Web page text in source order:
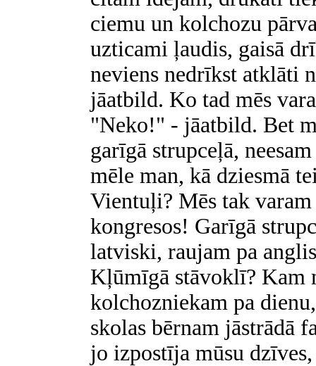
ciemu un kolchozu
uzticami ļaudis, gaisā
neviens nedrīkst atklāti
jāatbild. Ko tad mēs
"Neko!" - jāatbild. Bet
garīgā strupceļā,
mēle man, kā dziesmā
Vientuļi? Mēs tak
kongresos! Garīgā
latviski, raujam pa
Kļūmīgā stāvoklī? Kam
kolchozniekam pa
skolas bērnam jāstrādā
jo izpostīja mūsu